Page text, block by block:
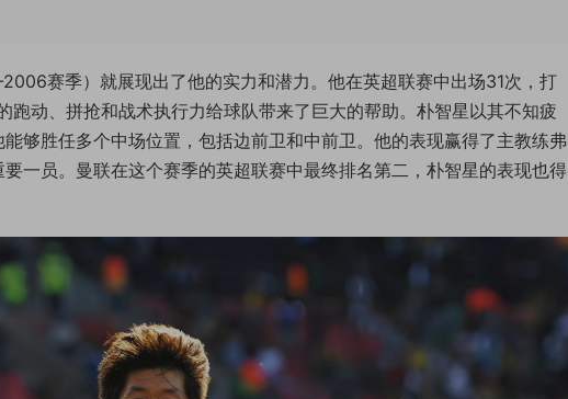
赛季）就展现出了他的实力和潜力。他在英超联赛中出场31次，打
跑动、拼抢和战术执行力给球队带来了巨大的帮助。朴智星以其不知疲
够胜任多个中场位置，包括边前卫和中前卫。他的表现赢得了主教练弗
一员。曼联在这个赛季的英超联赛中最终排名第二，朴智星的表现也得